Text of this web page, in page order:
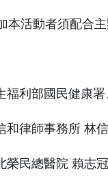
本活動者須配合
福利部國民健康
和律師事務所 林
榮民總醫院 賴志